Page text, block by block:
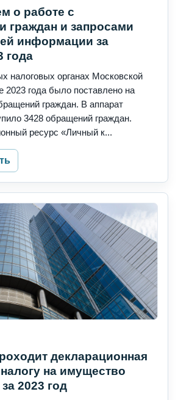
о работе с
граждан и запросами
информации за
года
налоговых органах Московской
2023 года было поставлено на
граждан. В аппарат
3428 обращений граждан.
ресурс «Личный к...
декларационная
на имущество
2023 год